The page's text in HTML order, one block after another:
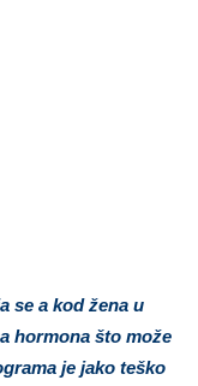
se a kod žena u
hormona što može
je jako teško